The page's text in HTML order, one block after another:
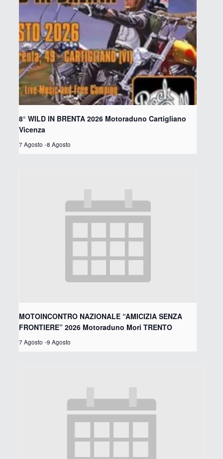
8° WILD IN BRENTA 2026 Motoraduno Cartigliano
Vicenza
7 Agosto -8 Agosto
MOTOINCONTRO NAZIONALE “AMICIZIA SENZA
FRONTIERE” 2026 Motoraduno Mori TRENTO
7 Agosto -9 Agosto